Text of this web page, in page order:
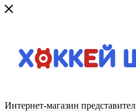
Интернет-магазин